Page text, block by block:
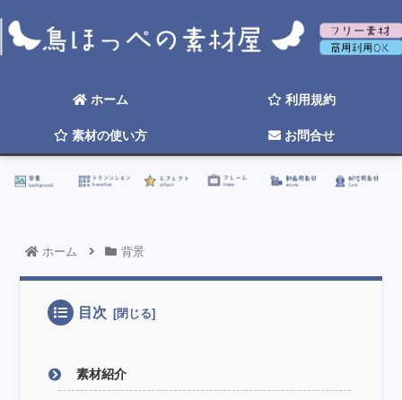
ホーム 利用規約
素材の使い方 お問合せ
☆ 2026年そろそろ更新したい ☆
ホーム 背景
目次
素材紹介
トランジション エフェクト フレーム 動画用素材 配信用素材